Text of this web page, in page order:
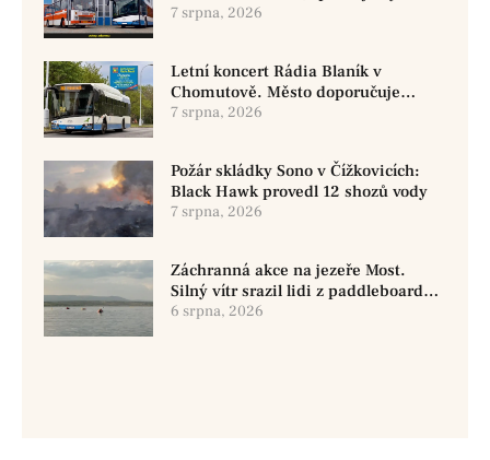
historickými vozy
7 srpna, 2026
Letní koncert Rádia Blaník v
Chomutově. Město doporučuje
využít MHD
7 srpna, 2026
Požár skládky Sono v Čížkovicích:
Black Hawk provedl 12 shozů vody
7 srpna, 2026
Záchranná akce na jezeře Most.
Silný vítr srazil lidi z paddleboardů,
dvě osoby se pohřešují
6 srpna, 2026